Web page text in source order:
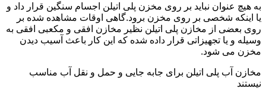
به هیچ عنوان نباید بر روی مخزن پلی اتیلن اجسام سنگین قرار داد و
یا اینکه شخصی بر روی مخزن برود.گاهی اوقات مشاهده شده بر
روی بعضی از مخازن پلی اتیلن نظیر مخازن افقی و مکعبی افقی به
وسیله و یا تجهیزاتی قرار داده شده که این کار باعث آسیب دیدن
مخزن می شود.
مخازن آب پلی اتیلن برای جابه جایی و حمل و نقل آب مناسب
نیستند